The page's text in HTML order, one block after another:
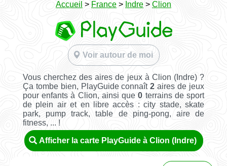
Accueil > France > Indre > Clion
Voir autour de moi
Vous cherchez des aires de jeux à Clion (Indre) ?
Ça tombe bien, PlayGuide connaît2 aires de jeux
pour enfants à Clion, ainsi que0 terrains de sport
de plein air et en libre accès : city stade, skate
park, pump track, table de ping-pong, aire de
fitness, ... !
Afficher la carte PlayGuide à Clion (Indre)